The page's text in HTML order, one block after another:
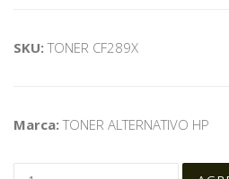
SKU:TONER CF289X
Marca:TONER ALTERNATIVO HP